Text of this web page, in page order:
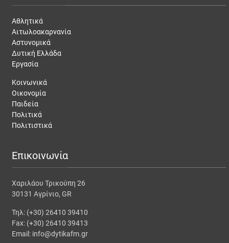
Αθλητικά
Αιτωλοακαρνανία
Αστυνομικά
Δυτική Ελλάδα
Εργασία
Κοινωνικά
Οικονομία
Παιδεία
Πολιτικά
Πολιτιστικά
Επικοινωνία
Χαριλάου Τρικούπη 26
30131 Αγρίνιο, GR
Τηλ: (+30) 26410 39410
Fax: (+30) 26410 39413
Email: info@dytikafm.gr